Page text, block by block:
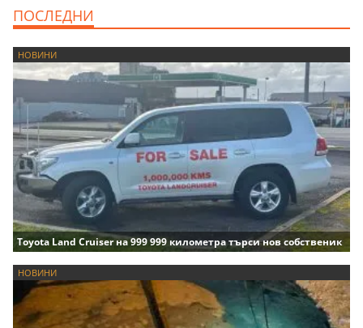
ПОСЛЕДНИ
НОВИНИ
Toyota Land Cruiser на 999 999 километра търси нов собственик
НОВИНИ